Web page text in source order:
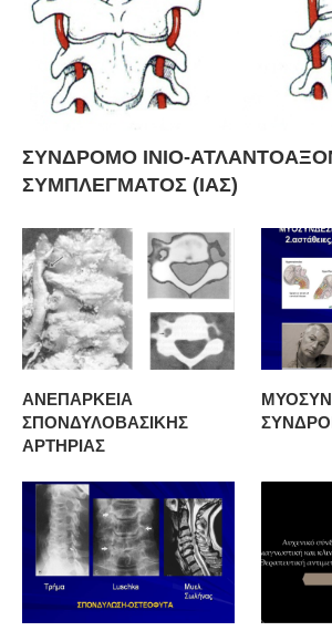
ΣΥΝΔΡΟΜΟ ΙΝΙΟ-
ΣΥΜΠΛΕΓΜΑΤΟΣ (ΙΑΣ)
ΑΝΕΠΑΡΚΕΙΑ
ΣΠΟΝΔΥΛΟΒΑΣΙΚΗΣ
ΑΡΤΗΡΙΑΣ